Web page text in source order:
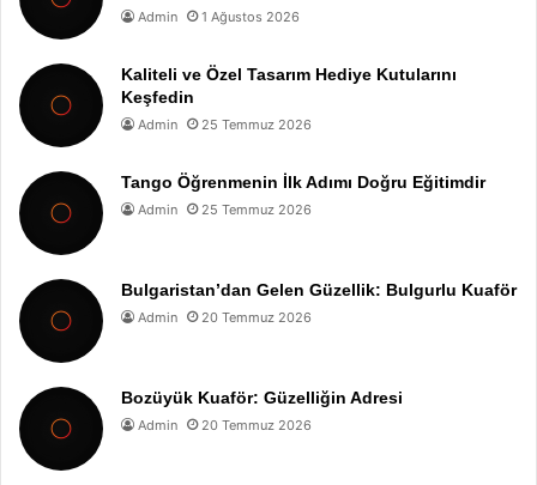
Admin 1 Ağustos 2026
Kaliteli ve Özel Tasarım Hediye Kutularını
Keşfedin
Admin 25 Temmuz 2026
Tango Öğrenmenin İlk Adımı Doğru Eğitimdir
Admin 25 Temmuz 2026
Bulgaristan’dan Gelen Güzellik: Bulgurlu Kuaför
Admin 20 Temmuz 2026
Bozüyük Kuaför: Güzelliğin Adresi
Admin 20 Temmuz 2026